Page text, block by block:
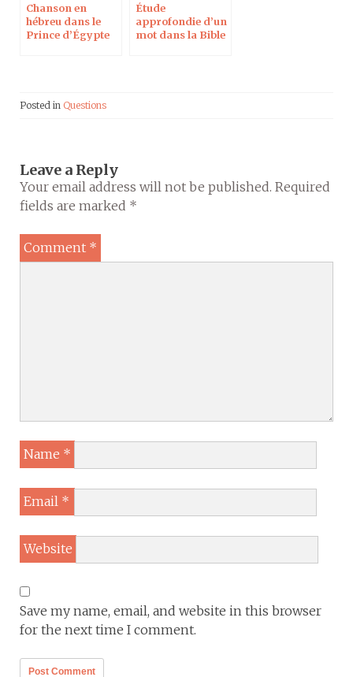
Chanson en
hébreu dans le
Prince d’Égypte
Étude
approfondie d’un
mot dans la Bible
Posted in Questions
Leave a Reply
Your email address will not be published. Required
fields are marked *
Comment *
Name *
Email *
Website
Save my name, email, and website in this browser
for the next time I comment.